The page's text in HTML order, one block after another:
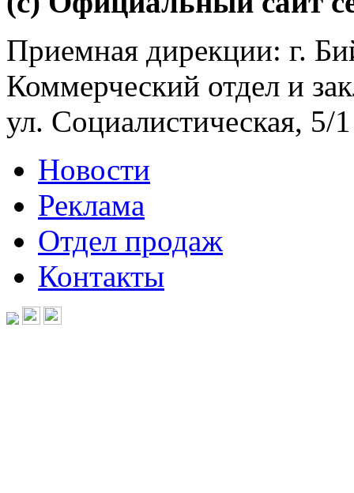
Приемная дирекции: г.
Коммерческий отдел и
ул. Социалистическая, 5/1
Новости
Реклама
Отдел продаж
Контакты